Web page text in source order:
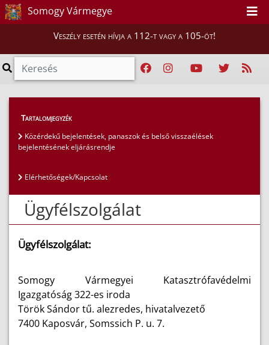
Somogy Vármegye
Veszély esetén hívja a 112-t vagy a 105-öt!
Lakosság >
Tartalomjegyzék
Közérdekű bejelentések, panaszok és belső visszaélések
bejelentésének eljárásrendje
Elérhetőségek/Kapcsolat
Ügyfélszolgálat
Ügyfélszolgálat:
Somogy Vármegyei Katasztrófavédelmi
Igazgatóság 322-es iroda
Török Sándor tű. alezredes, hivatalvezető
7400 Kaposvár, Somssich P. u. 7.